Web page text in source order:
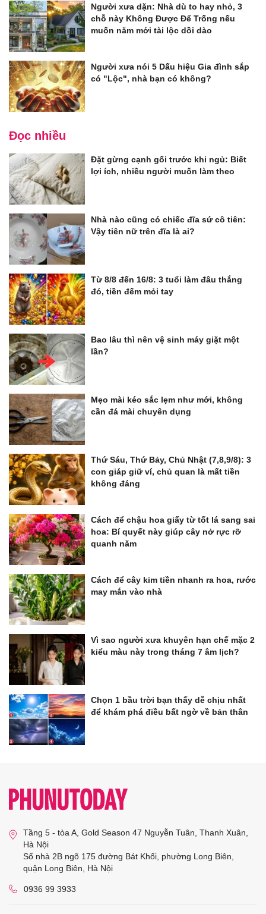
Người xưa dặn: Nhà dù to hay nhỏ, 3
chỗ này Không Được Để Trống nếu
muốn năm mới tài lộc dồi dào
Người xưa nói 5 Dấu hiệu Gia đình sắp
có "Lộc", nhà bạn có không?
Đọc nhiều
Đặt gừng cạnh gối trước khi ngủ: Biết
lợi ích, nhiều người muốn làm theo
Nhà nào cũng có chiếc đĩa sứ cô tiên:
Vậy tiên nữ trên đĩa là ai?
Từ 8/8 đến 16/8: 3 tuổi làm đâu thắng
đó, tiền đếm mỏi tay
Bao lâu thì nên vệ sinh máy giặt một
lần?
Mẹo mài kéo sắc lẹm như mới, không
cần đá mài chuyên dụng
Thứ Sáu, Thứ Bảy, Chủ Nhật (7,8,9/8): 3
con giáp giữ ví, chủ quan là mất tiền
không đáng
Cách để chậu hoa giấy từ tốt lá sang sai
hoa: Bí quyết này giúp cây nở rực rỡ
quanh năm
Cách để cây kim tiền nhanh ra hoa, rước
may mắn vào nhà
Vì sao người xưa khuyên hạn chế mặc 2
kiểu màu này trong tháng 7 âm lịch?
Chọn 1 bầu trời bạn thấy dễ chịu nhất
để khám phá điều bất ngờ về bản thân
Tầng 5 - tòa A, Gold Season 47 Nguyễn Tuân, Thanh Xuân,
Hà Nội
Số nhà 2B ngõ 175 đường Bát Khối, phường Long Biên,
quận Long Biên, Hà Nội
0936 99 3933